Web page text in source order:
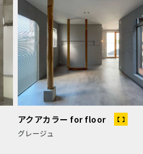
アクアカラー for floor
グレージュ